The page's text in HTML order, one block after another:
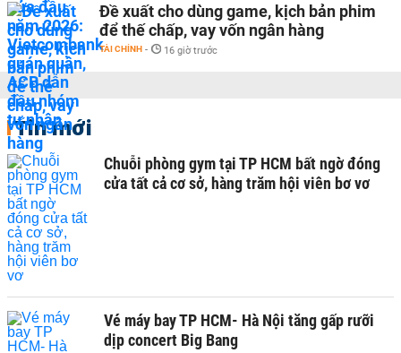
Đề xuất cho dùng game, kịch bản phim
để thế chấp, vay vốn ngân hàng
TÀI CHÍNH - 16 giờ trước
Tin mới
Chuỗi phòng gym tại TP HCM bất ngờ đóng
cửa tất cả cơ sở, hàng trăm hội viên bơ vơ
Vé máy bay TP HCM- Hà Nội tăng gấp rưỡi
dịp concert Big Bang